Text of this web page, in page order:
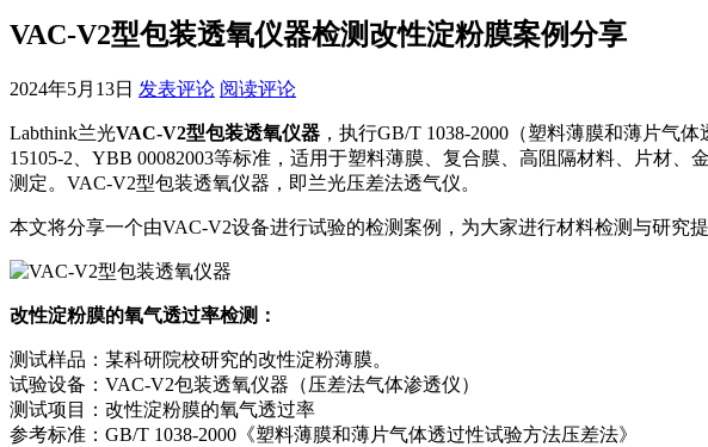
VAC-V2型包装透氧仪器检测改性淀粉膜案例分享
2024年5月13日 发表评论 阅读评论
Labthink兰光VAC-V2型包装透氧仪器 ，执行GB/T 1038-2000（塑料薄膜和薄片气
15105-2、YBB 00082003等标准，适用于塑料薄膜、复合膜、高阻隔材料、片材
测定。VAC-V2型包装透氧仪器，即兰光压差法透气仪。
本文将分享一个由VAC-V2设备进行试验的检测案例，为大家进行材料检测与研究提
改性淀粉膜的氧气透过率检测：
测试样品：某科研院校研究的改性淀粉薄膜。
试验设备：VAC-V2包装透氧仪器（压差法气体渗透仪）
测试项目：改性淀粉膜的氧气透过率
参考标准：GB/T 1038-2000《塑料薄膜和薄片气体透过性试验方法压差法》